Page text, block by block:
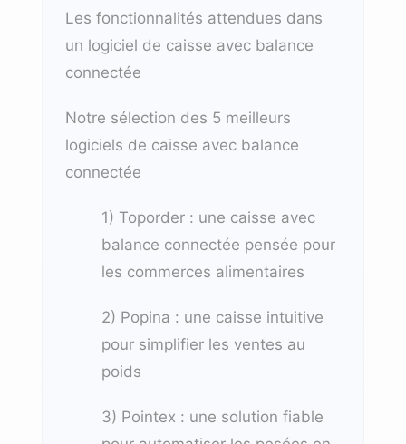
Les fonctionnalités attendues dans
un logiciel de caisse avec balance
connectée
Notre sélection des 5 meilleurs
logiciels de caisse avec balance
connectée
1) Toporder : une caisse avec
balance connectée pensée pour
les commerces alimentaires
2) Popina : une caisse intuitive
pour simplifier les ventes au
poids
3) Pointex : une solution fiable